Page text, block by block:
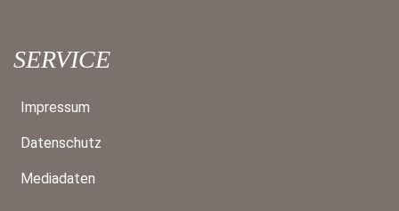
SERVICE
Impressum
Datenschutz
Mediadaten